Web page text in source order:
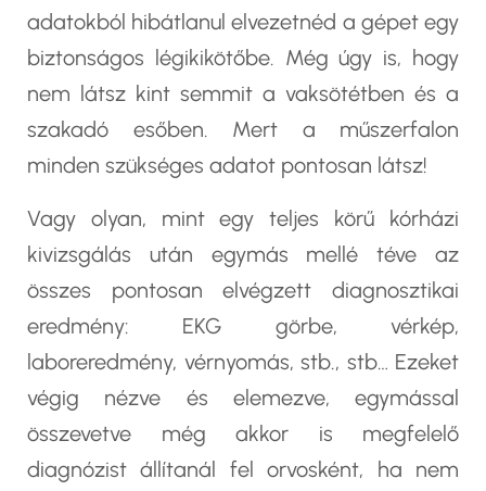
adatokból hibátlanul elvezetnéd a gépet egy
biztonságos légikikötőbe. Még úgy is, hogy
nem látsz kint semmit a vaksötétben és a
szakadó esőben. Mert a műszerfalon
minden szükséges adatot pontosan látsz!
Vagy olyan, mint egy teljes körű kórházi
kivizsgálás után egymás mellé téve az
összes pontosan elvégzett diagnosztikai
eredmény: EKG görbe, vérkép,
laboreredmény, vérnyomás, stb., stb… Ezeket
végig nézve és elemezve, egymással
összevetve még akkor is megfelelő
diagnózist állítanál fel orvosként, ha nem